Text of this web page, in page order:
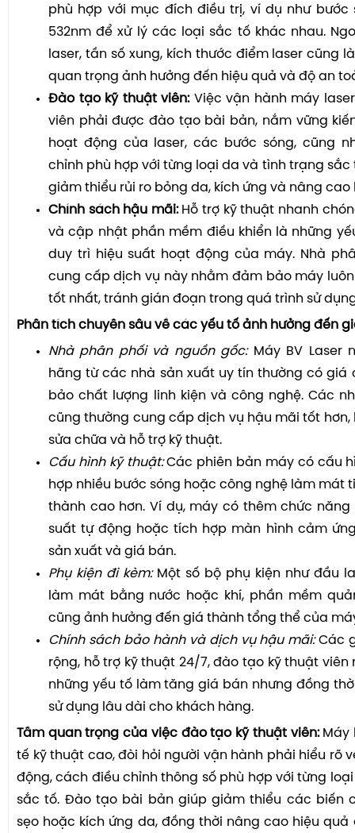
phù hợp với mục đích điều trị, ví dụ như bước
532nm để xử lý các loại sắc tố khác nhau.
laser, tần số xung, kích thước điểm laser cũng
quan trọng ảnh hưởng đến hiệu quả và độ an
Đào tạo kỹ thuật viên:Việc vận hành máy
viên phải được đào tạo bài bản, nắm vững
hoạt động của laser, các bước sóng, cũng
chỉnh phù hợp với từng loại da và tình trạng sắc
giảm thiểu rủi ro bỏng da, kích ứng và nâng cao
Chính sách hậu mãi:Hỗ trợ kỹ thuật nhanh
và cập nhật phần mềm điều khiển là những
duy trì hiệu suất hoạt động của máy. Nhà
cung cấp dịch vụ này nhằm đảm bảo máy
tốt nhất, tránh gián đoạn trong quá trình sử
Phân tích chuyên sâu về các yếu tố ảnh hưởng đến
Nhà phân phối và nguồn gốc:Máy BV Laser
hãng từ các nhà sản xuất uy tín thường có giá
bảo chất lượng linh kiện và công nghệ. Các
cũng thường cung cấp dịch vụ hậu mãi tốt hơn,
sửa chữa và hỗ trợ kỹ thuật.
Cấu hình kỹ thuật:Các phiên bản máy có cấu
hợp nhiều bước sóng hoặc công nghệ làm mát
thành cao hơn. Ví dụ, máy có thêm chức
suất tự động hoặc tích hợp màn hình cảm
sản xuất và giá bán.
Phụ kiện đi kèm:Một số bộ phụ kiện như đầu
làm mát bằng nước hoặc khí, phần mềm
cũng ảnh hưởng đến giá thành tổng thể của
Chính sách bảo hành và dịch vụ hậu mãi:Các
rộng, hỗ trợ kỹ thuật 24/7, đào tạo kỹ thuật viên
những yếu tố làm tăng giá bán nhưng đồng
sử dụng lâu dài cho khách hàng.
Tầm quan trọng của việc đào tạo kỹ thuật viên:Máy
tế kỹ thuật cao, đòi hỏi người vận hành phải hiểu rõ
động, cách điều chỉnh thông số phù hợp với từng
sắc tố. Đào tạo bài bản giúp giảm thiểu các biến
sẹo hoặc kích ứng da, đồng thời nâng cao hiệu quả